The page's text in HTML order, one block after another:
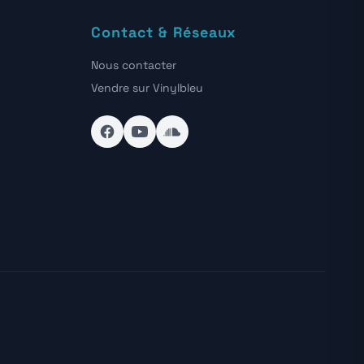
Contact & Réseaux
Nous contacter
Vendre sur Vinylbleu